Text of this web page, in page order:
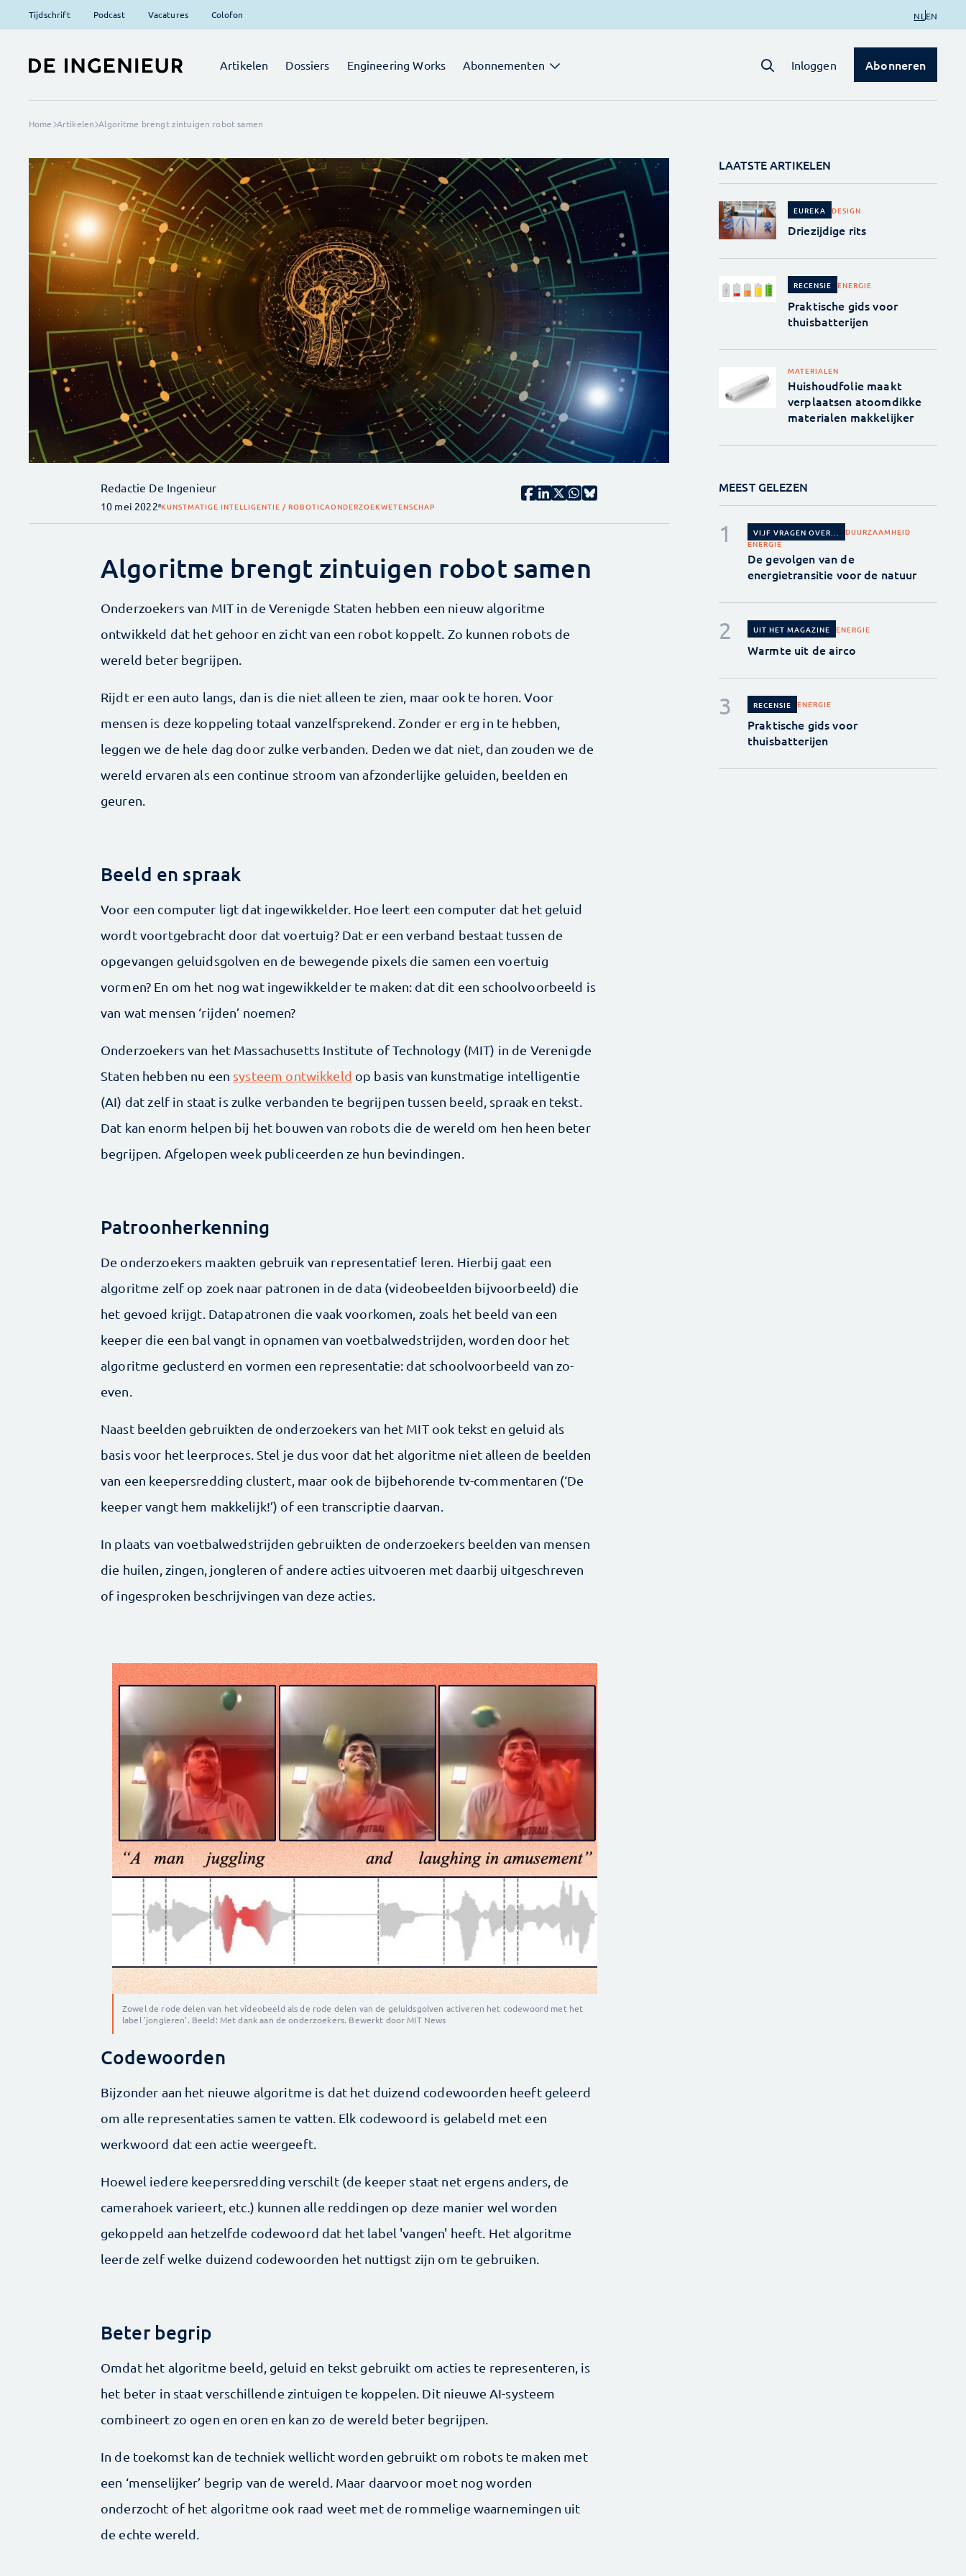
Tijdschrift Podcast Vacatures Colofon NL EN
Artikelen Dossiers Engineering Works Abonnementen Inloggen Abonneren
Home Artikelen Algoritme brengt zintuigen robot samen
Redactie De Ingenieur
10 mei 2022 KUNSTMATIGE INTELLIGENTIE / ROBOTICAONDERZOEKWETENSCHAP
Algoritme brengt zintuigen robot samen
Onderzoekers van MIT in de Verenigde Staten hebben een nieuw algoritme
ontwikkeld dat het gehoor en zicht van een robot koppelt. Zo kunnen robots de
wereld beter begrijpen.
Rijdt er een auto langs, dan is die niet alleen te zien, maar ook te horen. Voor
mensen is deze koppeling totaal vanzelfsprekend. Zonder er erg in te hebben,
leggen we de hele dag door zulke verbanden. Deden we dat niet, dan zouden we de
wereld ervaren als een continue stroom van afzonderlijke geluiden, beelden en
geuren.
Beeld en spraak
Voor een computer ligt dat ingewikkelder. Hoe leert een computer dat het geluid
wordt voortgebracht door dat voertuig? Dat er een verband bestaat tussen de
opgevangen geluidsgolven en de bewegende pixels die samen een voertuig
vormen? En om het nog wat ingewikkelder te maken: dat dit een schoolvoorbeeld is
van wat mensen ‘rijden’ noemen?
Onderzoekers van het Massachusetts Institute of Technology (MIT) in de Verenigde
Staten hebben nu een systeem ontwikkeld op basis van kunstmatige intelligentie
(AI) dat zelf in staat is zulke verbanden te begrijpen tussen beeld, spraak en tekst.
Dat kan enorm helpen bij het bouwen van robots die de wereld om hen heen beter
begrijpen. Afgelopen week publiceerden ze hun bevindingen.
Patroonherkenning
De onderzoekers maakten gebruik van representatief leren. Hierbij gaat een
algoritme zelf op zoek naar patronen in de data (videobeelden bijvoorbeeld) die
het gevoed krijgt. Datapatronen die vaak voorkomen, zoals het beeld van een
keeper die een bal vangt in opnamen van voetbalwedstrijden, worden door het
algoritme geclusterd en vormen een representatie: dat schoolvoorbeeld van zo-
even.
Naast beelden gebruikten de onderzoekers van het MIT ook tekst en geluid als
basis voor het leerproces. Stel je dus voor dat het algoritme niet alleen de beelden
van een keepersredding clustert, maar ook de bijbehorende tv-commentaren (‘De
keeper vangt hem makkelijk!’) of een transcriptie daarvan.
In plaats van voetbalwedstrijden gebruikten de onderzoekers beelden van mensen
die huilen, zingen, jongleren of andere acties uitvoeren met daarbij uitgeschreven
of ingesproken beschrijvingen van deze acties.
Zowel de rode delen van het videobeeld als de rode delen van de geluidsgolven activeren het codewoord met het
label 'jongleren'. Beeld: Met dank aan de onderzoekers. Bewerkt door MIT News
Codewoorden
Bijzonder aan het nieuwe algoritme is dat het duizend codewoorden heeft geleerd
om alle representaties samen te vatten. Elk codewoord is gelabeld met een
werkwoord dat een actie weergeeft.
Hoewel iedere keepersredding verschilt (de keeper staat net ergens anders, de
camerahoek varieert, etc.) kunnen alle reddingen op deze manier wel worden
gekoppeld aan hetzelfde codewoord dat het label 'vangen' heeft. Het algoritme
leerde zelf welke duizend codewoorden het nuttigst zijn om te gebruiken.
Beter begrip
Omdat het algoritme beeld, geluid en tekst gebruikt om acties te representeren, is
het beter in staat verschillende zintuigen te koppelen. Dit nieuwe AI-systeem
combineert zo ogen en oren en kan zo de wereld beter begrijpen.
In de toekomst kan de techniek wellicht worden gebruikt om robots te maken met
een ‘menselijker’ begrip van de wereld. Maar daarvoor moet nog worden
onderzocht of het algoritme ook raad weet met de rommelige waarnemingen uit
de echte wereld.
LAATSTE ARTIKELEN
EUREKA DESIGN
Driezijdige rits
RECENSIE ENERGIE
Praktische gids voor
thuisbatterijen
MATERIALEN
Huishoudfolie maakt
verplaatsen atoomdikke
materialen makkelijker
MEEST GELEZEN
VIJF VRAGEN OVER...
DUURZAAMHEID
ENERGIE
De gevolgen van de
energietransitie voor de natuur
UIT HET MAGAZINE ENERGIE
Warmte uit de airco
RECENSIE ENERGIE
Praktische gids voor
thuisbatterijen